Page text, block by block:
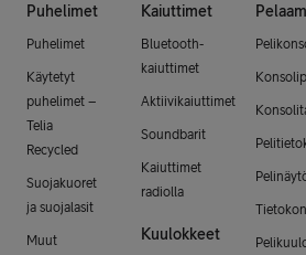
Puhelimet
Puhelimet
Käytetyt
puhelimet –
Telia
Recycled
Suojakuoret
ja suojalasit
Muut
Kaiuttimet
Bluetooth-
kaiuttimet
Aktiivikaiuttimet
Soundbarit
Kaiuttimet
radiolla
Kuulokkeet